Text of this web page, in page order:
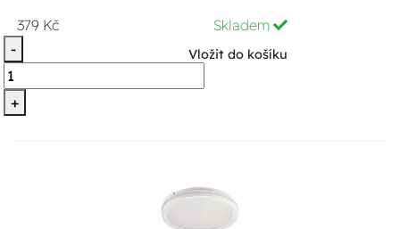
379 Kč
Skladem
-
+
Vložit do košíku